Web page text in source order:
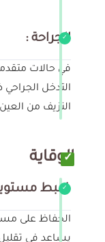
الجراحة :
في حالات
التدخل الجراحي
النزيف من
الوقاية
ضبط
الحفاظ على
يساعد في